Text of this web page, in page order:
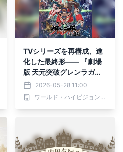
TVシリーズを再構成、進
化した最終形―― 『劇場
版 天元突破グレンラガ
ン』二部作 ブルーレイ版
マスターで放送 6月7日
（日）よる7時～BS12 ト
2026-05-28 11:00
ワールド・ハイビジョン・チャンネル株式会社